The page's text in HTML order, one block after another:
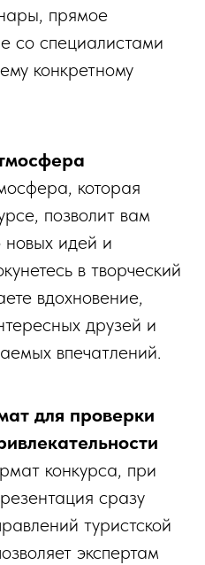
прямое
со специалистами
конкретному
которая
позволит вам
новых идей и
в творческий
вдохновение,
друзей и
впечатлений.
для проверки
конкурса, при
сразу
туристской
экспертам